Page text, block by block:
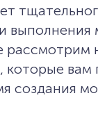
выполнения
рассмотрим
которые вам
создания